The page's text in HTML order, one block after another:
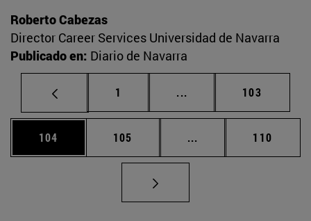
Roberto Cabezas
Director Career Services Universidad de Navarra
Publicado en: Diario de Navarra
Página
1 ... Páginas intermedias
Página
103
Página
104 Página
105 ... Páginas intermedias
Página
110